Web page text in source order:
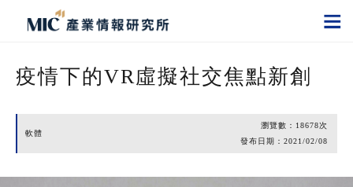
疫情下的VR虛擬社交焦點新創
軟體
瀏覽數： 18678次
發布日期： 2021/02/08